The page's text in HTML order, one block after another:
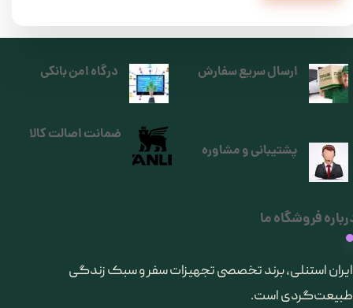
ارسال سریع سفارش
فروشگاه ما
​ایران استنلی، برند تخصصی تجهیزات سفر و سبک زندگی
طبیعت‌گردی است.
درگاه امن بانکی
پشتیبانی و مشاوره
ضمانت اصالت کالا